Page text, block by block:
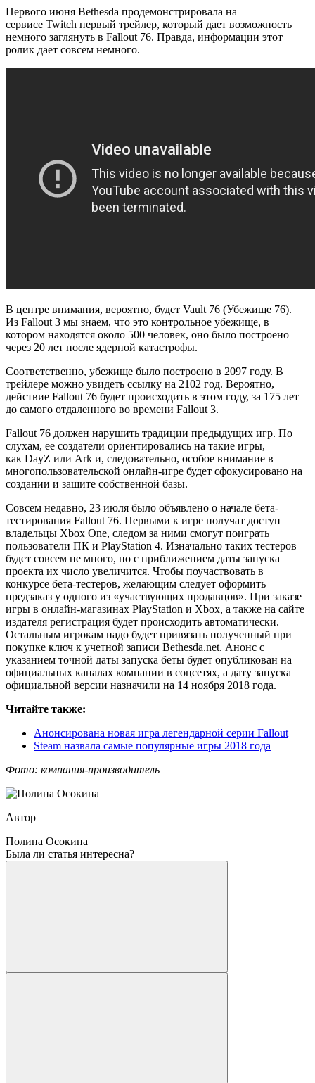
Первого июня Bethesda продемонстрировала на
сервисе Twitch первый трейлер, который дает возможность
немного заглянуть в Fallout 76. Правда, информации этот
ролик дает совсем немного.
В центре внимания, вероятно, будет Vault 76 (Убежище 76).
Из Fallout 3 мы знаем, что это контрольное убежище, в
котором находятся около 500 человек, оно было построено
через 20 лет после ядерной катастрофы.
Соответственно, убежище было построено в 2097 году. В
трейлере можно увидеть ссылку на 2102 год. Вероятно,
действие Fallout 76 будет происходить в этом году, за 175 лет
до самого отдаленного во времени Fallout 3.
Fallout 76 должен нарушить традиции предыдущих игр. По
слухам, ее создатели ориентировались на такие игры,
как DayZ или Ark и, следовательно, особое внимание в
многопользовательской онлайн-игре будет сфокусировано на
создании и защите собственной базы.
Совсем недавно, 23 июля было объявлено о начале бета-
тестирования Fallout 76. Первыми к игре получат доступ
владельцы Xbox One, следом за ними смогут поиграть
пользователи ПК и PlayStation 4. Изначально таких тестеров
будет совсем не много, но с приближением даты запуска
проекта их число увеличится. Чтобы поучаствовать в
конкурсе бета-тестеров, желающим следует оформить
предзаказ у одного из «участвующих продавцов». При заказе
игры в онлайн-магазинах PlayStation и Xbox, а также на сайте
издателя регистрация будет происходить автоматически.
Остальным игрокам надо будет привязать полученный при
покупке ключ к учетной записи Bethesda.net. Анонс с
указанием точной даты запуска беты будет опубликован на
официальных каналах компании в соцсетях, а дату запуска
официальной версии назначили на 14 ноября 2018 года.
Читайте также:
Анонсирована новая игра легендарной серии Fallout
Steam назвала самые популярные игры 2018 года
Фото: компания-производитель
Автор
Полина Осокина
Была ли статья интересна?